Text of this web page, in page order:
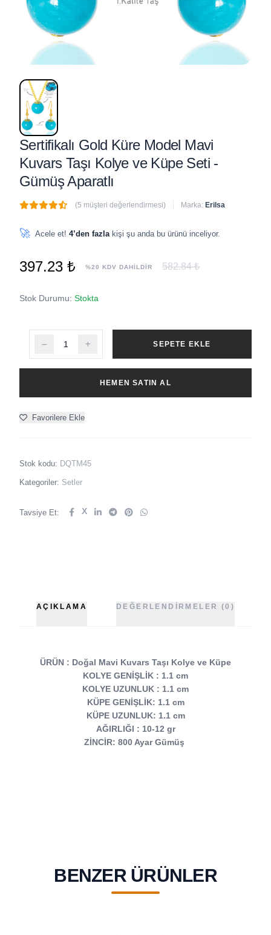
Sertifikalı Gold Küre Model Mavi
Kuvars Taşı Kolye ve Küpe Seti -
Gümüş Aparatlı
(5 müşteri değerlendirmesi) Marka: Erilsa
🚀 Acele et! 4’den fazla kişi şu anda bu ürünü inceliyor.
397.23 ₺ %20 KDV DAHİLDİR 582.84 ₺
Stok Durumu: Stokta
SEPETE EKLE
HEMEN SATIN AL
Favorilere Ekle
Stok kodu: DQTM45
Kategoriler: Setler
Tavsiye Et: X
AÇIKLAMA DEĞERLENDIRMELER (0)
ÜRÜN : Doğal Mavi Kuvars Taşı Kolye ve Küpe
KOLYE GENİŞLİK : 1.1 cm
KOLYE UZUNLUK : 1.1 cm
KÜPE GENİŞLİK: 1.1 cm
KÜPE UZUNLUK: 1.1 cm
AĞIRLIĞI : 10-12 gr
ZİNCİR: 800 Ayar Gümüş
BENZER ÜRÜNLER